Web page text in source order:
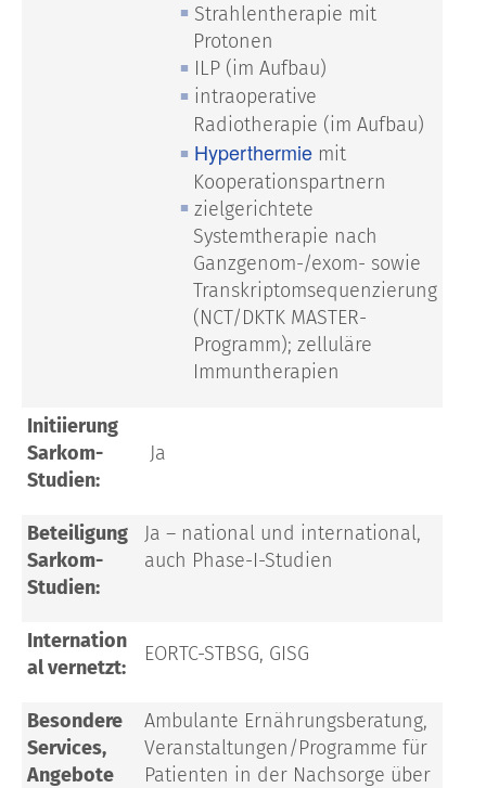
Strahlentherapie mit
Protonen
ILP (im Aufbau)
intraoperative
Radiotherapie (im Aufbau)
Hyperthermie mit
Kooperationspartnern
zielgerichtete
Systemtherapie nach
Ganzgenom-/exom- sowie
Transkriptomsequenzierung
(NCT/DKTK MASTER-
Programm); zelluläre
Immuntherapien
Initiierung
Sarkom-
Studien:
Ja
Beteiligung
Sarkom-
Studien:
Ja – national und international,
auch Phase-I-Studien
Internation
al vernetzt:
EORTC-STBSG, GISG
Besondere
Services,
Angebote
Ambulante Ernährungsberatung,
Veranstaltungen/Programme für
Patienten in der Nachsorge über